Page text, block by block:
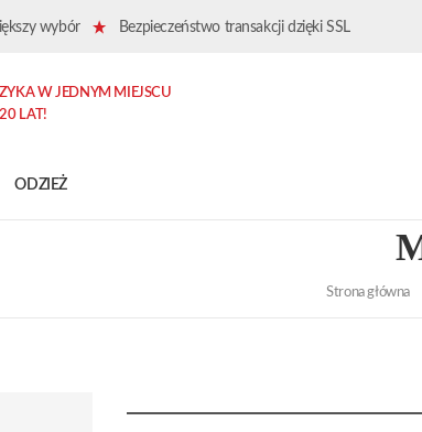
wybór Bezpieczeństwo transakcji dzięki SSL
ODZIEŻ
W JEDNYM MIEJSCU
LAT!
Strona główna